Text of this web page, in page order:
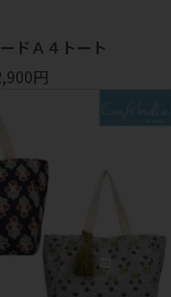
ドＡ４トート
円